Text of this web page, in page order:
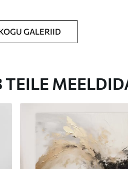
GALERIID